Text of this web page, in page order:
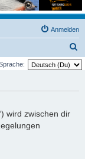
Anmelden
u
wird zwischen dir